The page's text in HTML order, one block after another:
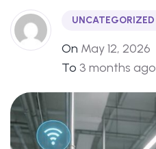
UNCATEGORIZED
On May 12, 2026
To 3 months ago